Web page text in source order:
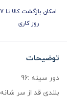
امکان بازگشت کالا تا 7
روز کاری
توضیحات
دور سینه :96
بلندی قد از سر شانه :